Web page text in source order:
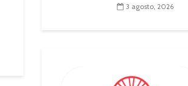
3 agosto, 2026